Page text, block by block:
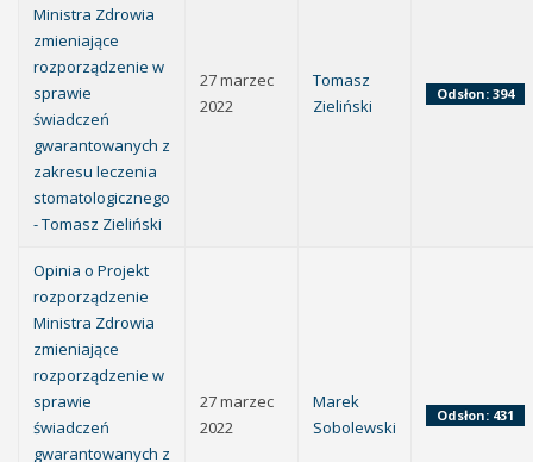
Ministra Zdrowia
zmieniające
rozporządzenie w
sprawie
świadczeń
gwarantowanych z
zakresu leczenia
stomatologicznego
- Tomasz Zieliński
27 marzec
2022
Tomasz
Zieliński
Odsłon: 394
Opinia o Projekt
rozporządzenie
Ministra Zdrowia
zmieniające
rozporządzenie w
sprawie
świadczeń
gwarantowanych z
27 marzec
2022
Marek
Sobolewski
Odsłon: 431